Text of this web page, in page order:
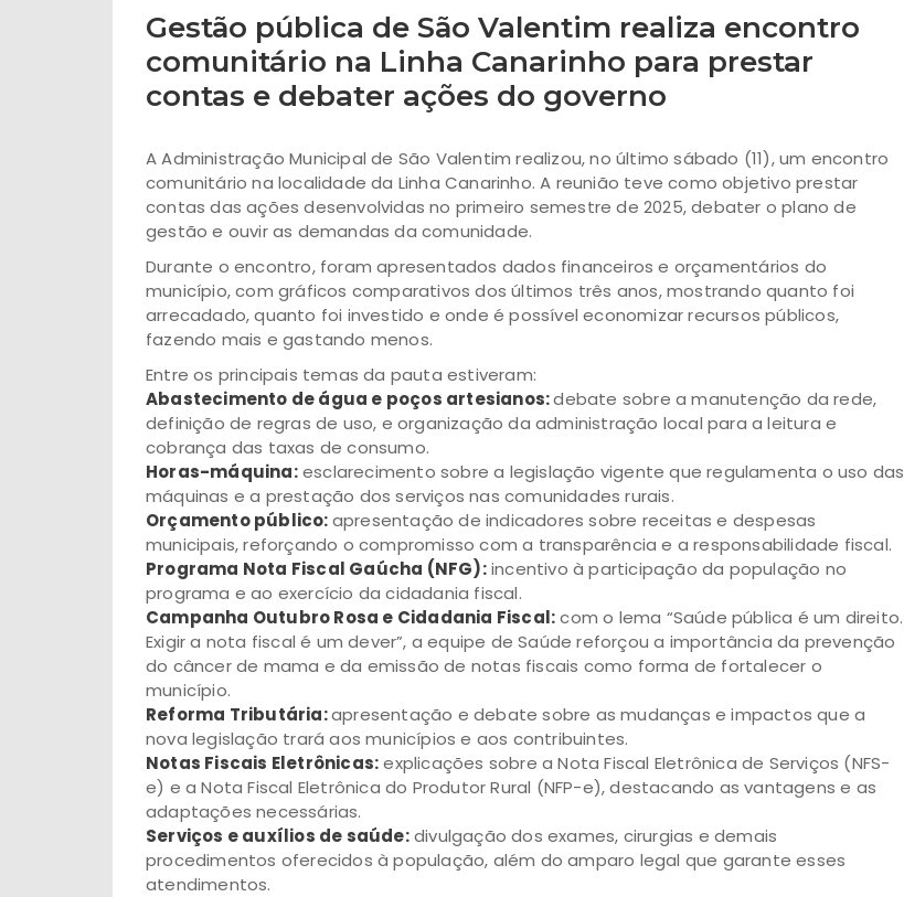
Gestão pública de São Valentim realiza encontro
comunitário na Linha Canarinho para prestar
contas e debater ações do governo
A Administração Municipal de São Valentim realizou, no último sábado (11), um encontro
comunitário na localidade da Linha Canarinho. A reunião teve como objetivo prestar
contas das ações desenvolvidas no primeiro semestre de 2025, debater o plano de
gestão e ouvir as demandas da comunidade.
Durante o encontro, foram apresentados dados financeiros e orçamentários do
município, com gráficos comparativos dos últimos três anos, mostrando quanto foi
arrecadado, quanto foi investido e onde é possível economizar recursos públicos,
fazendo mais e gastando menos.
Entre os principais temas da pauta estiveram:
Abastecimento de água e poços artesianos:debate sobre a manutenção da rede,
definição de regras de uso, e organização da administração local para a leitura e
cobrança das taxas de consumo.
Horas-máquina:esclarecimento sobre a legislação vigente que regulamenta o uso das
máquinas e a prestação dos serviços nas comunidades rurais.
Orçamento público:apresentação de indicadores sobre receitas e despesas
municipais, reforçando o compromisso com a transparência e a responsabilidade fiscal.
Programa Nota Fiscal Gaúcha (NFG):incentivo à participação da população no
programa e ao exercício da cidadania fiscal.
Campanha Outubro Rosa e Cidadania Fiscal:com o lema “Saúde pública é um direito.
Exigir a nota fiscal é um dever”, a equipe de Saúde reforçou a importância da prevenção
do câncer de mama e da emissão de notas fiscais como forma de fortalecer o
município.
Reforma Tributária:apresentação e debate sobre as mudanças e impactos que a
nova legislação trará aos municípios e aos contribuintes.
Notas Fiscais Eletrônicas:explicações sobre a Nota Fiscal Eletrônica de Serviços (NFS-
e) e a Nota Fiscal Eletrônica do Produtor Rural (NFP-e), destacando as vantagens e as
adaptações necessárias.
Serviços e auxílios de saúde:divulgação dos exames, cirurgias e demais
procedimentos oferecidos à população, além do amparo legal que garante esses
atendimentos.